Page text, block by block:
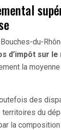
du-
d’impôt sur
la
des
du
la